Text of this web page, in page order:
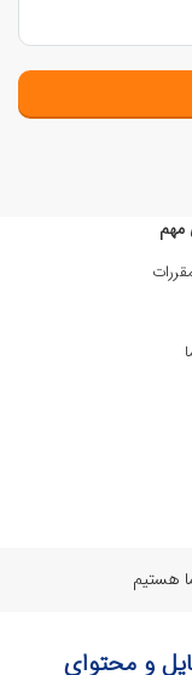
مهم
هستیم
و محتوای